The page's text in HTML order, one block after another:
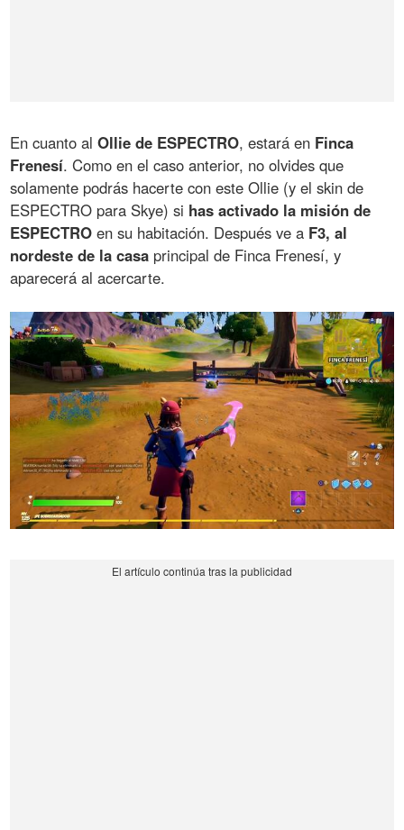
En cuanto alOllie de ESPECTRO, estará en Finca
Frenesí. Como en el caso anterior, no olvides que
solamente podrás hacerte con este Ollie (y el skin de
ESPECTRO para Skye) si has activado la misión de
ESPECTRO en su habitación. Después ve a F3, al
nordeste de la casa principal de Finca Frenesí, y
aparecerá al acercarte.